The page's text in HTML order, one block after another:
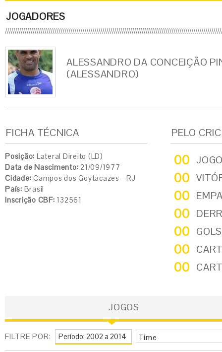
JOGADORES
ALESSANDRO DA CONCEIÇÃO
(ALESSANDRO)
FICHA TÉCNICA
Posição: Lateral Direito (LD)
Data de Nascimento: 21/09/1977
Cidade: Campos dos Goytacazes - RJ
País: Brasil
Inscrição CBF: 132561
PELO
00
00
00
00
00
00
00
JOGOS
FILTRE POR: Time